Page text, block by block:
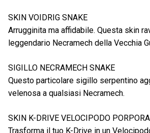
SKIN VOIDRIG SNAKE
Arrugginita ma affidabile. Questa skin
leggendario Necramech della Vecchia
SIGILLO NECRAMECH SNAKE
Questo particolare sigillo serpentino
velenosa a qualsiasi Necramech.
SKIN K-DRIVE VELOCIPODO PORPORA
Trasforma il tuo K-Drive in un